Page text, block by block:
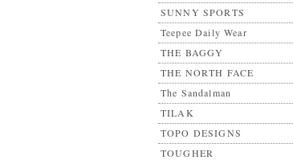
SUNNY SPORTS
Teepee Daily Wear
THE BAGGY
THE NORTH FACE
The Sandalman
TILAK
TOPO DESIGNS
TOUGHER